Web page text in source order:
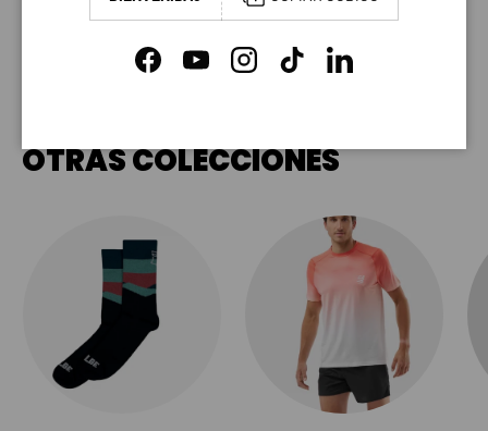
ni tenemos acceso a ella.
OTRAS COLECCIONES
FacebookYouTubeInstagramTikTokLinkedIn